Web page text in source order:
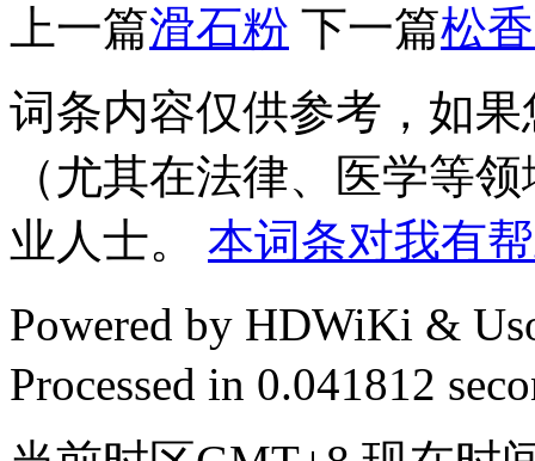
上一篇滑石粉 下一篇松
词条内容仅供参考，如
（尤其在法律、医学等
业人士。
本词条对我有
Powered by HDWiKi &
Processed in 0.041812